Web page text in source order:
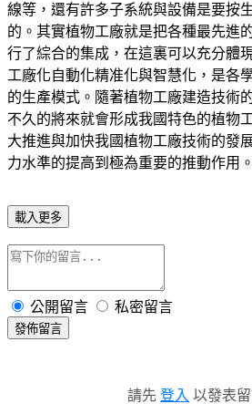
線等，還有許多子系統與設備是要按
的。其實植物工廠就是把各種最先進
行了綜合的集成，在這裏可以充分體
工廠化自動化精准化與智慧化，是各
的生產模式。隨著植物工廠建造技術
不久的將來就會形成我國特色的植物
大推進與加快我國植物工廠技術的發
力水準的提高到極為重要的推動作用。
載入更多
公開留言 私密留言
發佈留言
請先 登入 以發表留